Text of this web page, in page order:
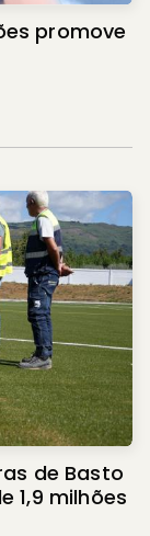
promove
de Basto
1,9 milhões